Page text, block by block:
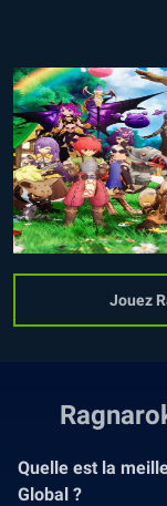
Jouez
Quelle est la
Global ?